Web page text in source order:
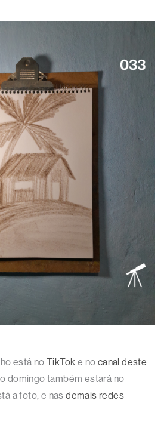
está no TikTok e no canal deste
domingo também estará no
a foto, e nasdemais redes